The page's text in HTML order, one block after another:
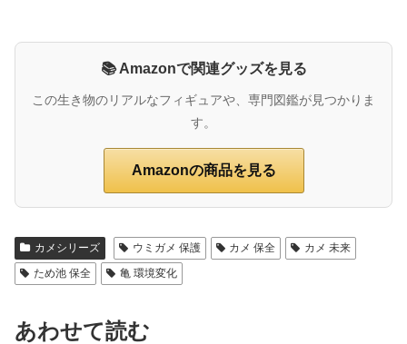
📚 Amazonで関連グッズを見る
この生き物のリアルなフィギュアや、専門図鑑が見つかりま
す。
Amazonの商品を見る
カメシリーズ ウミガメ 保護 カメ 保全
カメ 未来
ため池 保全
亀 環境変化
あわせて読む